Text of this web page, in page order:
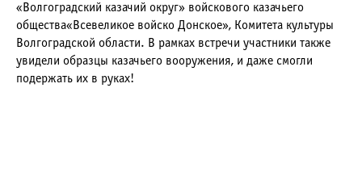
«Волгоградский казачий округ» войскового казачьего
общества«Всевеликое войско Донское», Комитета культуры
Волгоградской области. В рамках встречи участники также
увидели образцы казачьего вооружения, и даже смогли
подержать их в руках!